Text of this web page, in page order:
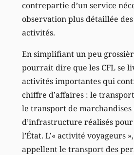
contrepartie d’un service
observation plus détaillée
activités.
En simplifiant un peu
pourrait dire que les CFL se
activités importantes qui
chiffre d’affaires : le
le transport de
d’infrastructure réalisés
l’État. L’« activité voyageurs
appellent le transport des